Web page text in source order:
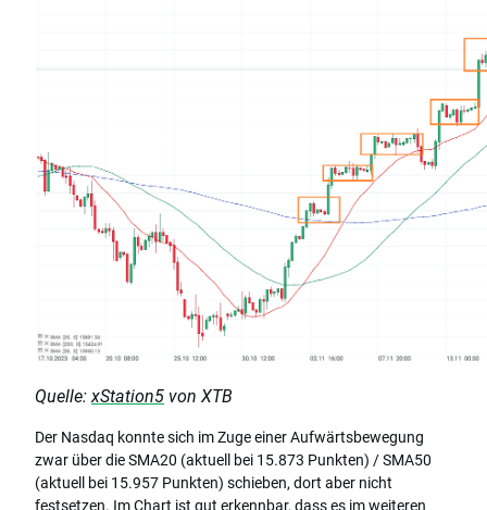
Quelle:xStation5 von XTB
Der Nasdaq konnte sich im Zuge einer Aufwärtsbewegung
zwar über die SMA20 (aktuell bei 15.873 Punkten) / SMA50
(aktuell bei 15.957 Punkten) schieben, dort aber nicht
festsetzen. Im Chart ist gut erkennbar, dass es im weiteren